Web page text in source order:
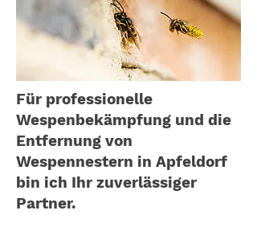
Für professionelle
Wespenbekämpfung und die
Entfernung von
Wespennestern in Apfeldorf
bin ich Ihr zuverlässiger
Partner.